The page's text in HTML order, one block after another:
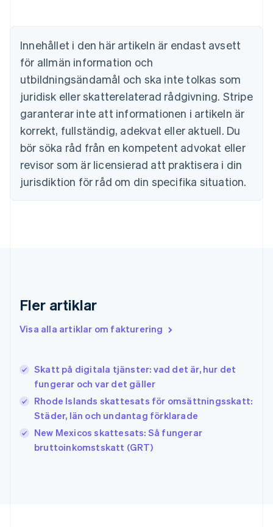
Innehållet i den här artikeln är endast avsett
för allmän information och
utbildningsändamål och ska inte tolkas som
juridisk eller skatterelaterad rådgivning. Stripe
garanterar inte att informationen i artikeln är
korrekt, fullständig, adekvat eller aktuell. Du
bör söka råd från en kompetent advokat eller
revisor som är licensierad att praktisera i din
jurisdiktion för råd om din specifika situation.
Fler artiklar
Visa alla artiklar om fakturering
Skatt på digitala tjänster: vad det är, hur det
fungerar och var det gäller
Rhode Islands skattesats för omsättningsskatt:
Städer, län och undantag förklarade
New Mexicos skattesats: Så fungerar
bruttoinkomstskatt (GRT)
Brasilien
PortuguêsEnglish
Bulgarien
English
Cypern
Danmark
English
Estland
English
Fastlandskina
简体中文English
EnglishSvenska
Frankrike
Hongkong SAR, Kina
English 简体中文
Indien
Italien
ItalianoEnglish
Japan
日本語 English
Kanada
EnglishFrançais
Kroatien